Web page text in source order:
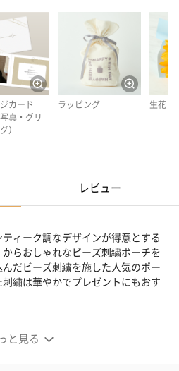
カード
写真・グリ
）
ラッピング 生花
レビュー
と見る
ィーク調なデザインが得意とする
からおしゃれなビーズ刺繍ポーチを
だビーズ刺繍を施した人気のポー
繍は華やかでプレゼントにもおす
ーズ刺繍が魅力